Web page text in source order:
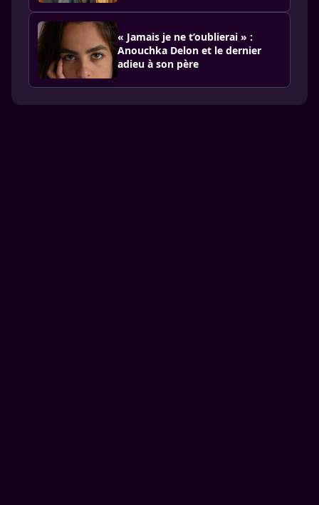
« Jamais je ne t’oublierai » :
Anouchka Delon et le dernier
adieu à son père